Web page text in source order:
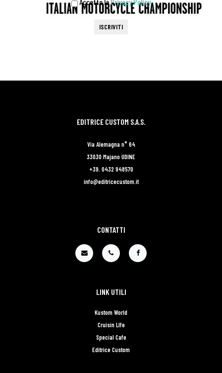
ISCRIVITI
EDITRICE CUSTOM S.A.S.
Via Alemagna n° 64
33030 Majano UDINE
+39. 0432 948570
info@editricecustom.it
CONTATTI
LINK UTILI
Kustom World
Cruisin LIfe
Special Cafe
Editrice Custom